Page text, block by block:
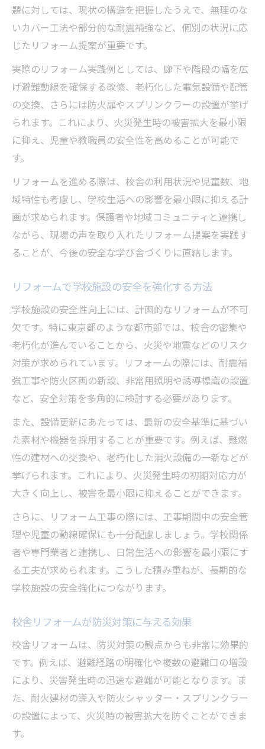
題に対しては、現状の構造を把握したうえで、無理のな
いカバー工法や部分的な耐震補強など、個別の状況に応
じたリフォーム提案が重要です。
実際のリフォーム実践例としては、廊下や階段の幅を広
げ避難動線を確保する改修、老朽化した電気設備や配管
の交換、さらには防火扉やスプリンクラーの設置が挙げ
られます。これにより、火災発生時の被害拡大を最小限
に抑え、児童や教職員の安全性を高めることが可能で
す。
リフォームを進める際は、校舎の利用状況や児童数、地
域特性も考慮し、学校生活への影響を最小限に抑える計
画が求められます。保護者や地域コミュニティと連携し
ながら、現場の声を取り入れたリフォーム提案を実践す
ることが、今後の安全な学び舎づくりに直結します。
リフォームで学校施設の安全を強化する方法
学校施設の安全性向上には、計画的なリフォームが不可
欠です。特に東京都のような都市部では、校舎の密集や
老朽化が進んでいることから、火災や地震などのリスク
対策が求められています。リフォームの際には、耐震補
強工事や防火区画の新設、非常用照明や誘導標識の設置
など、安全対策を多角的に検討する必要があります。
また、設備更新にあたっては、最新の安全基準に基づい
た素材や機器を採用することが重要です。例えば、難燃
性の建材への交換や、老朽化した消火設備の一新などが
挙げられます。これにより、火災発生時の初期対応力が
大きく向上し、被害を最小限に抑えることができます。
さらに、リフォーム工事の際には、工事期間中の安全管
理や児童の動線確保にも十分配慮しましょう。学校関係
者や専門業者と連携し、日常生活への影響を最小限にす
る工夫が求められます。こうした積み重ねが、長期的な
学校施設の安全強化につながります。
校舎リフォームが防災対策に与える効果
校舎リフォームは、防災対策の観点からも非常に効果的
です。例えば、避難経路の明確化や複数の避難口の増設
により、災害発生時の迅速な避難が可能となります。ま
た、耐火建材の導入や防火シャッター・スプリンクラー
の設置によって、火災時の被害拡大を防ぐことができま
す。